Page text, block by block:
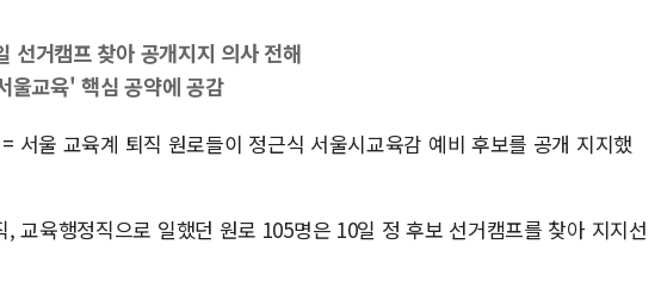
선거캠프 찾아 공개지지 의사 전해
울교육' 핵심 공약에 공감
서울 교육계 퇴직 원로들이 정근식 서울시교육감 예비 후보를 공개 지지했
교육행정직으로 일했던 원로 105명은 10일 정 후보 선거캠프를 찾아 지지선